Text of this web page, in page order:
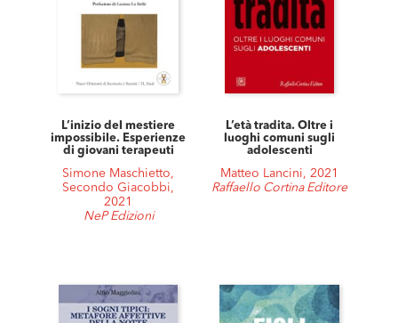
L’inizio del mestiere
impossibile. Esperienze
di giovani terapeuti
Simone Maschietto,
Secondo Giacobbi,
2021
NeP Edizioni
L’età tradita. Oltre i
luoghi comuni sugli
adolescenti
Matteo Lancini, 2021
Raffaello Cortina Editore